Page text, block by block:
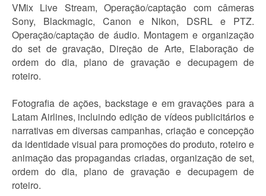
VMix Live Stream, Operação/captação com câmeras
Sony, Blackmagic, Canon e Nikon, DSRL e PTZ.
Operação/captação de áudio. Montagem e organização
do set de gravação, Direção de Arte, Elaboração de
ordem do dia, plano de gravação e decupagem de
roteiro.
Fotografia de ações, backstage e em gravações para a
Latam Airlines, incluindo edição de vídeos publicitários e
narrativas em diversas campanhas, criação e concepção
da identidade visual para promoções do produto, roteiro e
animação das propagandas criadas, organização de set,
ordem do dia, plano de gravação e decupagem de
roteiro.